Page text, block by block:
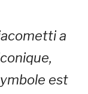
a
est